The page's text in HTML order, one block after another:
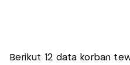
Berikut 12 data korban